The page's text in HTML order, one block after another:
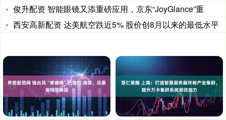
俊升配资 智能眼镜又添重磅应用，京东“JoyGlance”重
西安高新配资 达美航空跌近5% 股价创8月以来的最低水平